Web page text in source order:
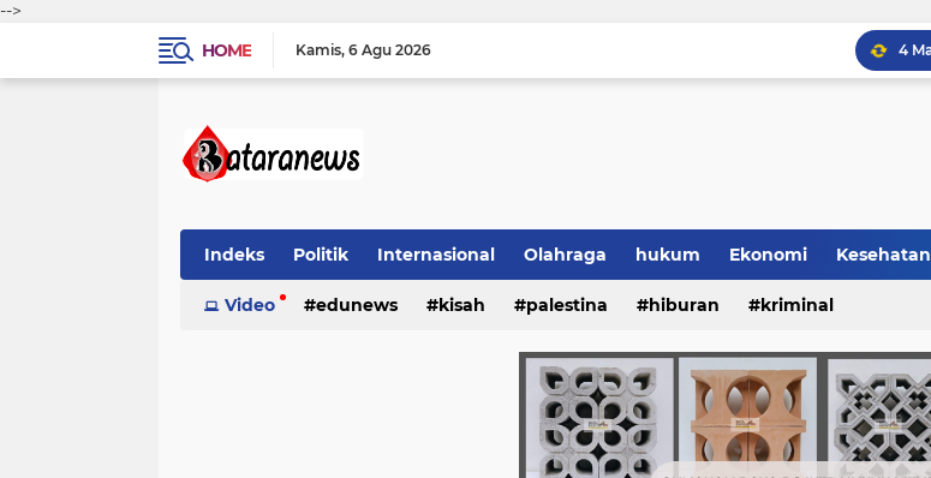
-->
HOME
Kamis 6 Agu 2026
Indeks Politik Internasional Olahraga hukum Ekonomi Kesehatan
Video edunews kisah palestina hiburan kriminal